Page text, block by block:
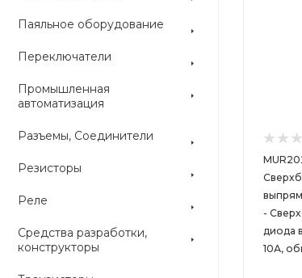
Паяльное оборудование
Переключатели
Промышленная
автоматизация
Разъемы, Соединители
Резисторы
Реле
Средства разработки,
конструкторы
-
диода
10А,